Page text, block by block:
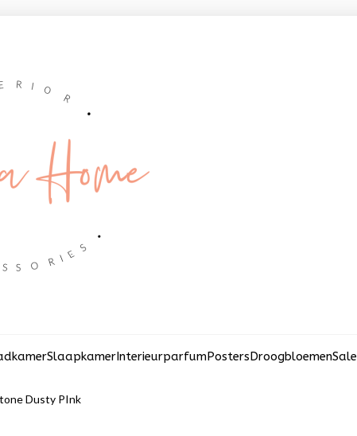
SlaapkamerInterieurparfumPostersDroogbloemenSale
Dusty PInk